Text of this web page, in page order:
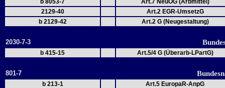
b 8053-7
Art.7 NeuOG (Arbmittel)
2129-40
Art.2 EGR-UmsetzG
b 2129-42
Art.2 G (Neugestaltung)
2030-7-3
b 415-15 Art.5/4 G (Überarb-LPartG)
801-7
b 213-1 Art.5 EuropaR-AnpG